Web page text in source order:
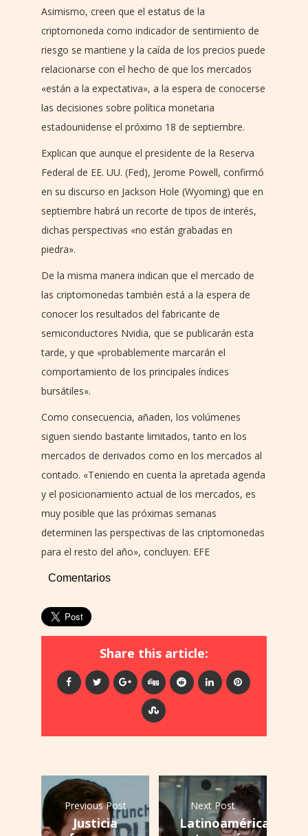
Asimismo, creen que el estatus de la
criptomoneda como indicador de sentimiento de
riesgo se mantiene y la caída de los precios puede
relacionarse con el hecho de que los mercados
«están a la expectativa», a la espera de conocerse
las decisiones sobre política monetaria
estadounidense el próximo 18 de septiembre.
Explican que aunque el presidente de la Reserva
Federal de EE. UU. (Fed), Jerome Powell, confirmó
en su discurso en Jackson Hole (Wyoming) que en
septiembre habrá un recorte de tipos de interés,
dichas perspectivas «no están grabadas en
piedra».
De la misma manera indican que el mercado de
las criptomonedas también está a la espera de
conocer los resultados del fabricante de
semiconductores Nvidia, que se publicarán esta
tarde, y que «probablemente marcarán el
comportamiento de los principales índices
bursátiles».
Como consecuencia, añaden, los volúmenes
siguen siendo bastante limitados, tanto en los
mercados de derivados como en los mercados al
contado. «Teniendo en cuenta la apretada agenda
y el posicionamiento actual de los mercados, es
muy posible que las próximas semanas
determinen las perspectivas de las criptomonedas
para el resto del año», concluyen. EFE
Comentarios
Share this article:
Previous Post
Justicia
Next Post
Latinoamérica: